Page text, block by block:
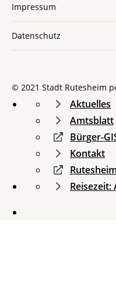
Impressum
Datenschutz
© 2021 Stadt Rutesheim
Aktuelles
Amtsblatt
Bürger-
Kontakt